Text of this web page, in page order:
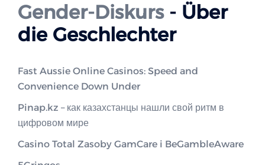
Gender-Diskurs- Über
die Geschlechter
Fast Aussie Online Casinos: Speed and
Convenience Down Under
Pinap.kz – как казахстанцы нашли свой ритм в
цифровом мире
Casino Total Zasoby GamCare i BeGambleAware